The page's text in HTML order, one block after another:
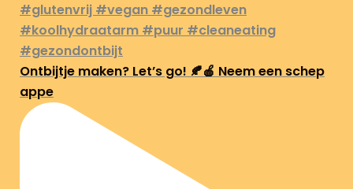
Ontbijtje maken? Let’s go! 🍂🍎 Neem een schep
appe